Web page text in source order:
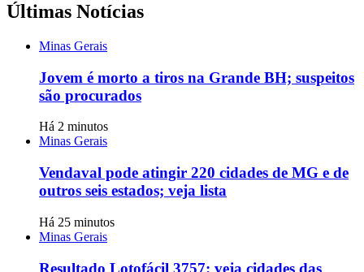
Últimas Notícias
Minas Gerais
Jovem é morto a tiros na Grande BH; suspeitos
são procurados
Há 2 minutos
Minas Gerais
Vendaval pode atingir 220 cidades de MG e de
outros seis estados; veja lista
Há 25 minutos
Minas Gerais
Resultado Lotofácil 3757: veja cidades das